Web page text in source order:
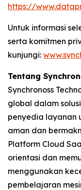
https://
Untuk informasi
serta komitmen
kunjungi:
Tentang
Synchronoss
global dalam
penyedia layanan
aman dan
Platform Cloud
orientasi dan
menggunakan
pembelajaran